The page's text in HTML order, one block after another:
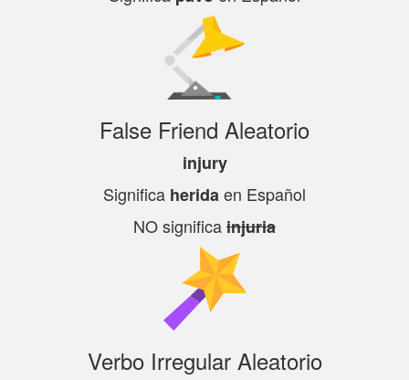
False Friend Aleatorio
injury
Significa heridaen Español
NO significainjuria
Verbo Irregular Aleatorio